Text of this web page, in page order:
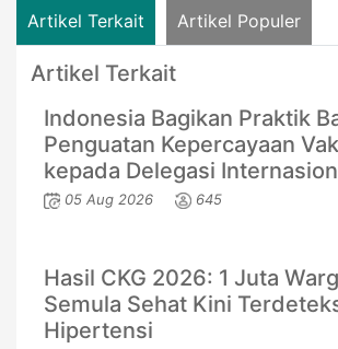
Artikel Terkait Artikel Populer
Artikel Terkait
Indonesia Bagikan Praktik
Penguatan Kepercayaan
kepada Delegasi
05 Aug 2026 645
Hasil CKG 2026: 1 Juta
Semula Sehat Kini
Hipertensi